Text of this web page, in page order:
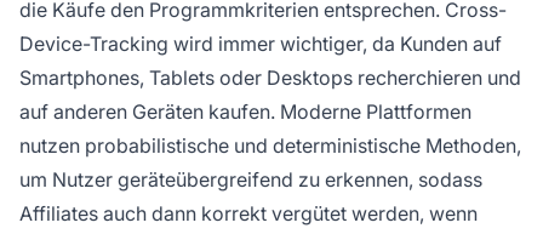
die Käufe den Programmkriterien entsprechen. Cross-
Device-Tracking wird immer wichtiger, da Kunden auf
Smartphones, Tablets oder Desktops recherchieren und
auf anderen Geräten kaufen. Moderne Plattformen
nutzen probabilistische und deterministische Methoden,
um Nutzer geräteübergreifend zu erkennen, sodass
Affiliates auch dann korrekt vergütet werden, wenn